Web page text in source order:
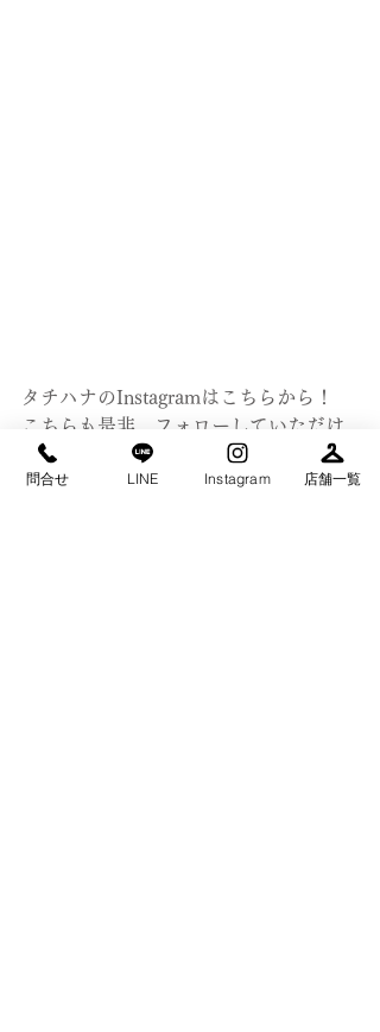
タチハナのInstagramはこちらから！
こちらも是非、フォローしていただけ
ると嬉しいです(^^)
問合せ LINE Instagram 店舗一覧